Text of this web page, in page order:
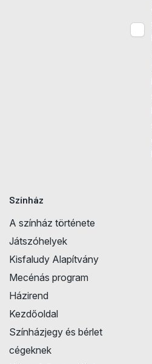
Színház
A színház története
Játszóhelyek
Kisfaludy Alapítvány
Mecénás program
Házirend
Kezdőoldal
Színházjegy és bérlet
cégeknek